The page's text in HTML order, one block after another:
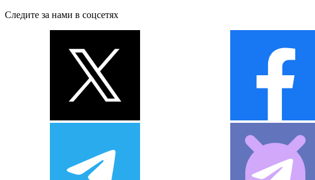
Следите за нами в соцсетях